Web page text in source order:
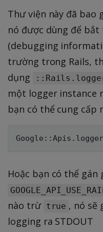
Thư viện này đã bao
nó được dùng để
(debugging
trường trong Rails,
dụng
một logger instance
bạn có thể cung
Hoặc bạn có thể
nào trừ true , nó sẽ
logging ra STDOUT